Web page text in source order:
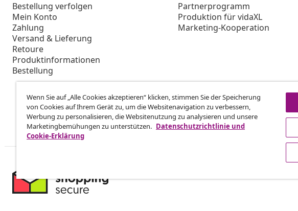
Bestellung verfolgen
Mein Konto
Zahlung
Versand & Lieferung
Retoure
Produktinformationen
Bestellung
Partnerprogramm
Produktion für vidaXL
Marketing-Kooperation
Wenn Sie auf „Alle Cookies akzeptieren“ klicken, stimmen Sie der Speicherung
von Cookies auf Ihrem Gerät zu, um die Websitenavigation zu verbessern,
Werbung zu personalisieren, die Websitenutzung zu analysieren und unsere
Marketingbemühungen zu unterstützen. Datenschutzrichtlinie und
Cookie-Erklärung